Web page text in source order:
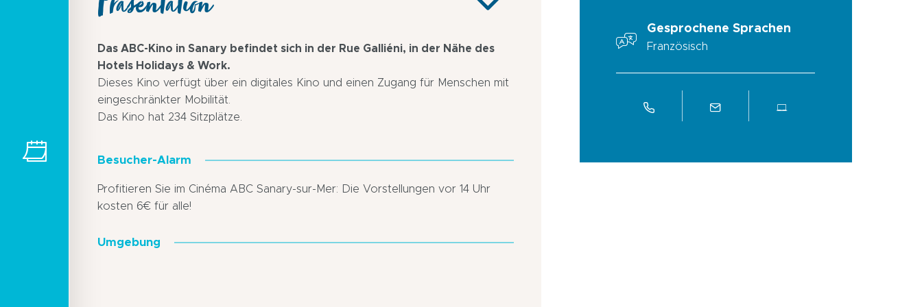
Präsentation
Das ABC-Kino in Sanary befindet sich in der Rue Galliéni, in der Nähe des
Hotels Holidays & Work.
Dieses Kino verfügt über ein digitales Kino und einen Zugang für Menschen mit
eingeschränkter Mobilität.
Das Kino hat 234 Sitzplätze.
Besucher-Alarm
Profitieren Sie im Cinéma ABC Sanary-sur-Mer: Die Vorstellungen vor 14 Uhr
kosten 6€ für alle!
Umgebung
Stadtzentrum
Gesprochene Sprachen
Französisch